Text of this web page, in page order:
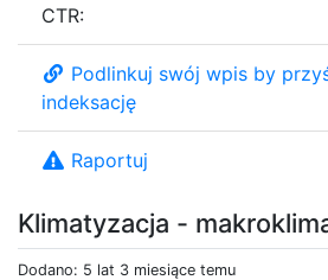
Klimatyzacja -
Dodano: 5 lat 3 miesiące temu
CTR:
Podlinkuj swój wpis by
indeksację
Raportuj